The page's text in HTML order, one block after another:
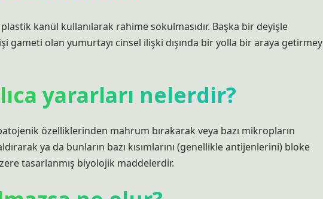
kanül kullanılarak rahime sokulmasıdır. Başka bir deyişle
gameti olan yumurtayı cinsel ilişki dışında bir yolla bir araya
yararları nelerdir?
özelliklerinden mahrum bırakarak veya bazı mikropların
ya da bunların bazı kısımlarını (genellikle antijenlerini) bloke
tasarlanmış biyolojik maddelerdir.